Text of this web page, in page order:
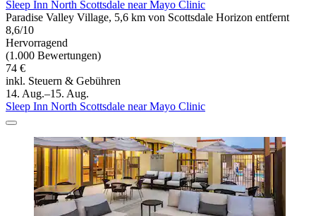
Sleep Inn North Scottsdale near Mayo Clinic
Paradise Valley Village, 5,6 km von Scottsdale Horizon entfernt
8,6/10
Hervorragend
(1.000 Bewertungen)
74 €
inkl. Steuern & Gebühren
14. Aug.–15. Aug.
Sleep Inn North Scottsdale near Mayo Clinic